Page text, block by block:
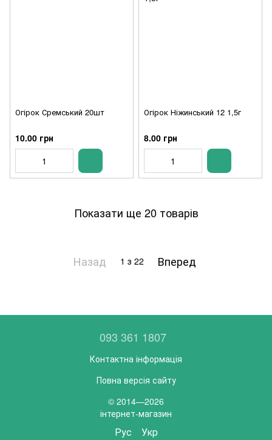
Огірок Сремський 20шт
10.00 грн
Огірок Ніжинський 12 1,5г
8.00 грн
Показати ще 20 товарів
Назад 1 з 22 Вперед
093 361 1807
Контактна інформація
Повна версія сайту
© 2014—2026
інтернет-магазин
Рус Укр